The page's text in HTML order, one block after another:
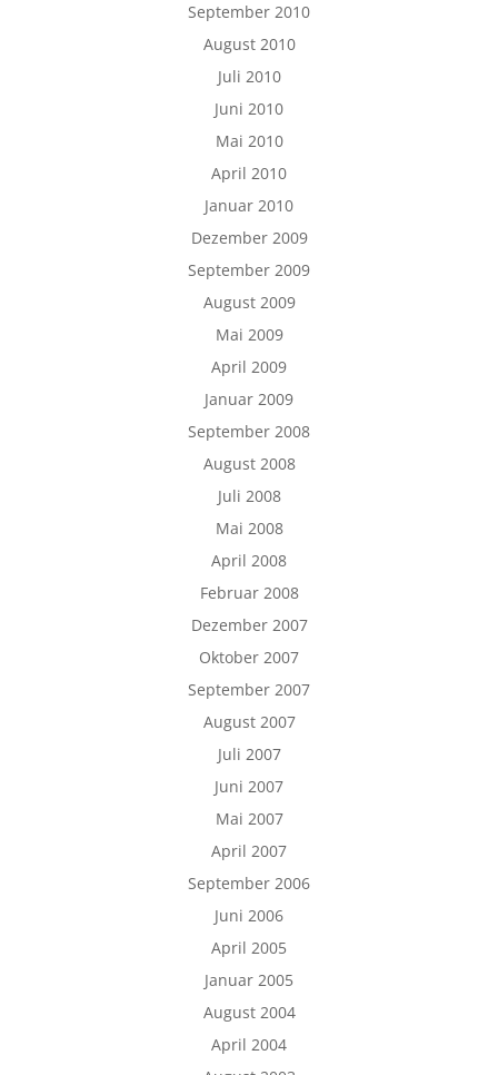
September 2010
August 2010
Juli 2010
Juni 2010
Mai 2010
April 2010
Januar 2010
Dezember 2009
September 2009
August 2009
Mai 2009
April 2009
Januar 2009
September 2008
August 2008
Juli 2008
Mai 2008
April 2008
Februar 2008
Dezember 2007
Oktober 2007
September 2007
August 2007
Juli 2007
Juni 2007
Mai 2007
April 2007
September 2006
Juni 2006
April 2005
Januar 2005
August 2004
April 2004